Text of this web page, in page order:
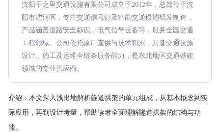
沈阳千之里交通设施有限公司成立于2012年，总部位于沈
阳市沈河区，专注交通信号灯及智能交通设施研发制造，
产品涵盖道路安全标识、电气信号设备等，服务全国交通
工程领域。公司依托原厂直供与技术积累，具备交通设施
设计、施工及运维全链条服务能力，是东北地区交通基建
领域的专业供应商。
介绍： 本文深入浅出地解析隧道拱架的单元组成，从基本概念到实
际应用，再到设计考量，帮助读者全面理解隧道拱架的结构与功
能。